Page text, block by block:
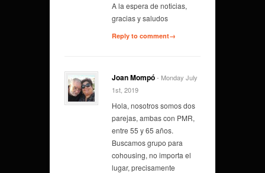
A la espera de noticias,
gracias y saludos
Reply to comment→
Joan Mompó- Monday July
1st, 2019
Hola, nosotros somos dos
parejas, ambas con PMR,
entre 55 y 65 años.
Buscamos grupo para
cohousing, no importa el
lugar, precisamente